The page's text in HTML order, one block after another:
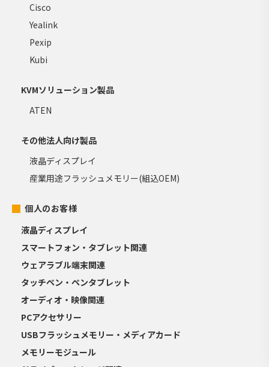
Cisco
Yealink
Pexip
Kubi
KVMソリューション製品
ATEN
その他法人向け製品
液晶ディスプレイ
産業用途フラッシュメモリー(組込OEM)
個人のお客様
液晶ディスプレイ
スマートフォン・タブレット関連
ウェアラブル端末関連
タッチペン・ペンタブレット
オーディオ・映像関連
PCアクセサリー
USBフラッシュメモリー・メディアカード
メモリーモジュール